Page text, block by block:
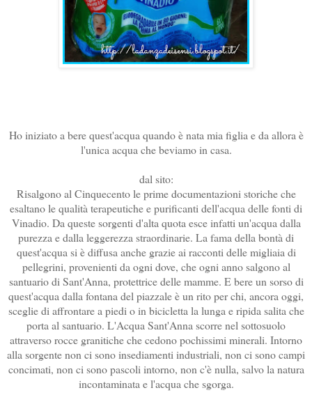
Ho iniziato a bere quest'acqua quando è nata mia figlia e da allora è
l'unica acqua che beviamo in casa.
dal sito:
Risalgono al Cinquecento le prime documentazioni storiche che
esaltano le qualità terapeutiche e purificanti dell'acqua delle fonti di
Vinadio. Da queste sorgenti d'alta quota esce infatti un'acqua dalla
purezza e dalla leggerezza straordinarie. La fama della bontà di
quest'acqua si è diffusa anche grazie ai racconti delle migliaia di
pellegrini, provenienti da ogni dove, che ogni anno salgono al
santuario di Sant'Anna, protettrice delle mamme. E bere un sorso di
quest'acqua dalla fontana del piazzale è un rito per chi, ancora oggi,
sceglie di affrontare a piedi o in bicicletta la lunga e ripida salita che
porta al santuario. L'Acqua Sant'Anna scorre nel sottosuolo
attraverso rocce granitiche che cedono pochissimi minerali. Intorno
alla sorgente non ci sono insediamenti industriali, non ci sono campi
concimati, non ci sono pascoli intorno, non c'è nulla, salvo la natura
incontaminata e l'acqua che sgorga.